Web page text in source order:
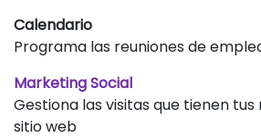
Calendario
Programa las reuniones de
Marketing Social
Gestiona las visitas que tienen
sitio web